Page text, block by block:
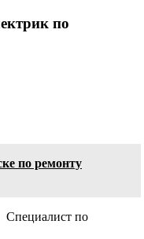
по
по ремонту
Специалист по